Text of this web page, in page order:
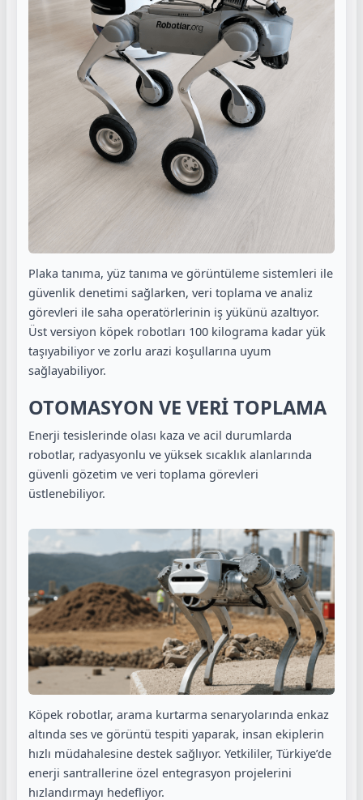
Plaka tanıma, yüz tanıma ve görüntüleme sistemleri ile
güvenlik denetimi sağlarken, veri toplama ve analiz
görevleri ile saha operatörlerinin iş yükünü azaltıyor.
Üst versiyon köpek robotları 100 kilograma kadar yük
taşıyabiliyor ve zorlu arazi koşullarına uyum
sağlayabiliyor.
OTOMASYON VE VERİ TOPLAMA
Enerji tesislerinde olası kaza ve acil durumlarda
robotlar, radyasyonlu ve yüksek sıcaklık alanlarında
güvenli gözetim ve veri toplama görevleri
üstlenebiliyor.
Köpek robotlar, arama kurtarma senaryolarında enkaz
altında ses ve görüntü tespiti yaparak, insan ekiplerin
hızlı müdahalesine destek sağlıyor. Yetkililer, Türkiye’de
enerji santrallerine özel entegrasyon projelerini
hızlandırmayı hedefliyor.